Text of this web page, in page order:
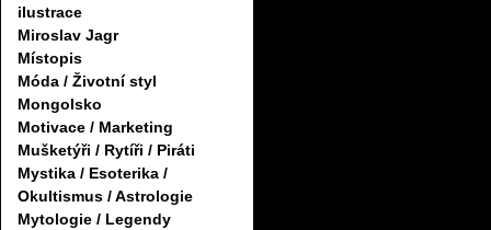
ilustrace
Miroslav Jagr
Místopis
Móda / Životní styl
Mongolsko
Motivace / Marketing
Mušketýři / Rytíři / Piráti
Mystika / Esoterika /
Okultismus / Astrologie
Mytologie / Legendy